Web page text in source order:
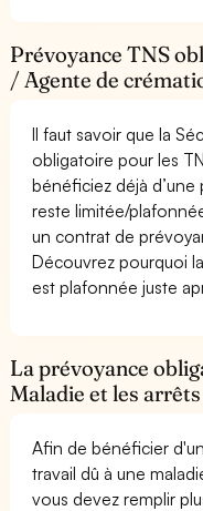
Prévoyance TNS
/ Agente de
Il faut savoir que la
obligatoire pour les
bénéficiez déjà
reste limitée/
un contrat de
Découvrez pourquoi
est plafonnée juste
La prévoyance
Maladie et les
Afin de bénéficier
travail dû à une
vous devez remplir